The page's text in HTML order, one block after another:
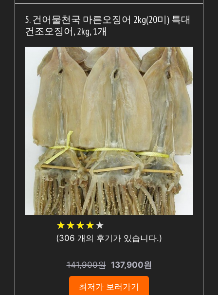
5. 건어물천국 마른오징어 2kg(20미) 특대
건조오징어, 2kg, 1개
★★★★★
★★★★★
(306 개의 후기가 있습니다.)
141,900원 137,900원
최저가 보러가기